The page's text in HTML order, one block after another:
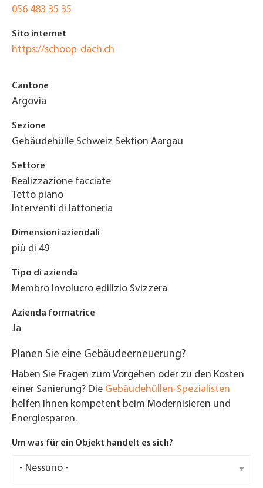
056 483 35 35
Sito internet
https://schoop-dach.ch
Cantone
Argovia
Sezione
Gebäudehülle Schweiz Sektion Aargau
Settore
Realizzazione facciate
Tetto piano
Interventi di lattoneria
Dimensioni aziendali
più di 49
Tipo di azienda
Membro Involucro edilizio Svizzera
Azienda formatrice
Ja
Planen Sie eine Gebäudeerneuerung?
Haben Sie Fragen zum Vorgehen oder zu den Kosten
einer Sanierung? Die Gebäudehüllen-Spezialisten
helfen Ihnen kompetent beim Modernisieren und
Energiesparen.
Um was für ein Objekt handelt es sich?